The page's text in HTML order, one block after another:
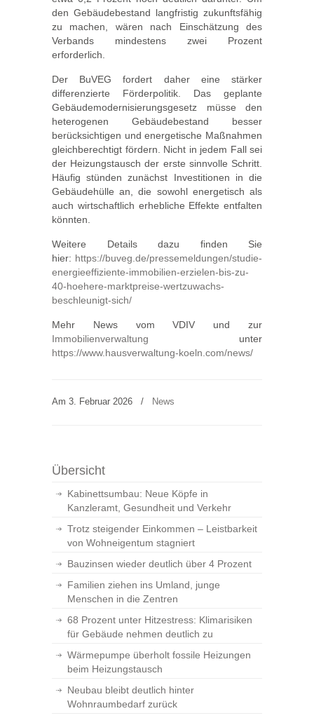
den Gebäudebestand langfristig zukunftsfähig
zu machen, wären nach Einschätzung des
Verbands mindestens zwei Prozent
erforderlich.
Der BuVEG fordert daher eine stärker
differenzierte Förderpolitik. Das geplante
Gebäudemodernisierungsgesetz müsse den
heterogenen Gebäudebestand besser
berücksichtigen und energetische Maßnahmen
gleichberechtigt fördern. Nicht in jedem Fall sei
der Heizungstausch der erste sinnvolle Schritt.
Häufig stünden zunächst Investitionen in die
Gebäudehülle an, die sowohl energetisch als
auch wirtschaftlich erhebliche Effekte entfalten
könnten.
Weitere Details dazu finden Sie
hier: https://buveg.de/pressemeldungen/studie-
energieeffiziente-immobilien-erzielen-bis-zu-
40-hoehere-marktpreise-wertzuwachs-
beschleunigt-sich/
Mehr News vom VDIV und zur
Immobilienverwaltung unter
https://www.hausverwaltung-koeln.com/news/
Am 3. Februar 2026 / News
Übersicht
Kabinettsumbau: Neue Köpfe in
Kanzleramt, Gesundheit und Verkehr
Trotz steigender Einkommen – Leistbarkeit
von Wohneigentum stagniert
Bauzinsen wieder deutlich über 4 Prozent
Familien ziehen ins Umland, junge
Menschen in die Zentren
68 Prozent unter Hitzestress: Klimarisiken
für Gebäude nehmen deutlich zu
Wärmepumpe überholt fossile Heizungen
beim Heizungstausch
Neubau bleibt deutlich hinter
Wohnraumbedarf zurück